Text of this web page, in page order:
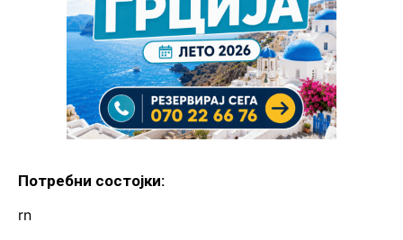
Потребни состојки:
rn